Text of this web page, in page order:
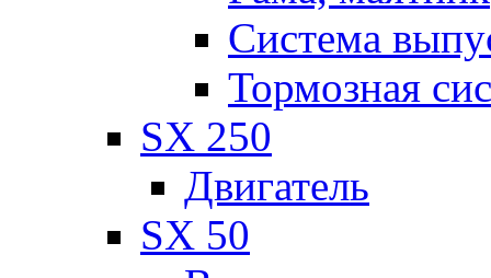
Система
Тормозная
SX 250
Двигатель
SX 50